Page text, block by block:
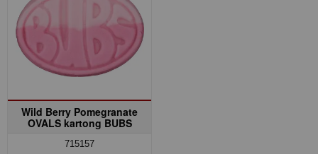
Wild Berry Pomegranate
OVALS kartong BUBS
715157